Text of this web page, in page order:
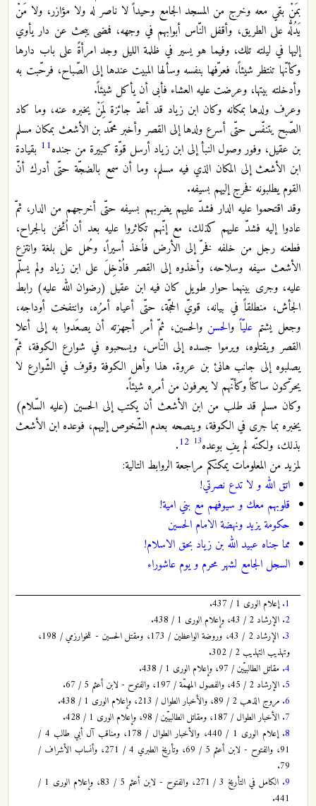
بمَنْ بقي معه وخرج من المسجد الجامع وحيداً لا ناصر له ولا مؤازر، ولا مَنْ
يَدُلُّه على الطريق، وأقفل النّاس أبوابهم في وجهه، فمضى يبحث عن دار يأوي
إليها في ليلته تلك، وفيما هو يسير في ظلمة الليل وجد امرأةً على باب دارها
وكأنّها تنتظر شيئاً، فعرّفها بنفسه وسألها المبيت عندها إلى الصّباح، فرحّبت به
وأدخلته بيتها، وعرضت عليه العشاء فأبى أن يأكل شيئاً.
وعرف ولدها بمكانه وكان ابن زياد قد أعدّ جائزة لِمَنْ يخبره عنه، وما كاد
الصّبح يتنفّس حتّى أسرع ولدها إلى القصر وأخبر محمّد بن الأشعث بمكان مسلم
بن عقيل، وفور وصول النبأ إلى ابن زياد أرسل قوّة كبيرة من جنده11 بقيادة
ابن الأشعث إلى المكان الذي فيه مسلم، وما أن سمع بالضجّة حتّى أدرك أنّ
القوم يطلبونه فخرج إليهم بسيفه.
وقد اقتحموا عليه الدار فشدّ عليهم يضربهم بسيفه حتّى أخرجهم من الدار، ثمّ
عادوا إليه فشدّ عليهم كذلك، مع إنّهم تكاثروا عليه بعد أن اُثخن بالجراح،
فطعنه رجل من خلفه فخرّ إلى الأرض فاُخذ أسيراً، وحُمل على بلغة وانتزع
الأشعث سيفه وسلاحه، وأخذوه إلى القصر فاُدْخِلَ على ابن زياد ولم يسلّم
عليه، وجرى بينهما حوار طويل كان فيه ابن عقيل (رضوان الله عليه) رابط
الجأش، منطلقاً في بيانه، قويّ الحجّة، حتّى أعياه أمرُه، وانتفخت أوداجه،
وجعل يشتمعليّاًوالحسن والحسين، ثمّ أمر أجهزته أن يصعَدوا به إلى أعلا
القصر ويقتلوه، ويرموا جسده إلى النّاس، ويسحبوه في شوارع الكوفة، ثمّ
يصلبوه إلى جانب هانئ بن عروة. هذا وأهل الكوفة وقوف في الشّوارع لا
يحرّكون ساكناً وكأنّهم لا يعرفون من أمره شيئاً.
وكان مسلم قد طلب من ابن الأشعث أن يكتب إلى الحسين (عليه السّلام)
يخبره بما جرى في الكوفة، وينصحه بعدم الشّخوص إليهم، فوعده ابن الأشعث
بذلك، ولكنّه لم يفِ بوعده
12 13
.
لمزيد من المعلومات يمكنكم مراجعة الروابط التالية:
اتق الله و لا تدع نصرتي!
قلوبهم معك و سيوفهم مع بني امية!
حكومة يزيد ونهضة الامام الحسين
مما جناه عبيد الله بن زياد بحق الاسلام!
السجل الجامع لشهر محرم و يوم عاشوراء
1. إعلام الورى 1 / 437.
2. الإرشاد 2 / 43، وإعلام الورى 1 / 438.
3.
الإرشاد 2 / 43، وروضة الواعظين / 173، ومقتل الحسين - للخوارزمي / 198،
وتهذيب التهذيب 2 / 302.
4. مقاتل الطالبيّين / 97، وإعلام الورى 1 / 438.
5. الإرشاد 2 / 45، والفصول المهمّة / 197، والفتوح - لابن أعثم 5 / 67.
6. مروج الذهب 2 / 89، والأخبار الطوال / 213، وإعلام الورى 1 / 438.
7. الأخبار الطوال / 187، ومقاتل الطالبيّين / 98، وإعلام الورى 1 / 428.
8.
إعلام الورى 1 / 440، والأخبار الطوال / 178، ومناقب آل أبي طالب 4 /
91، والفتوح - لابن أعثم 5 / 69، وتأريخ الطبري 4 / 271، وأنساب الأشراف /
79.
9.
الكامل في التأريخ 3 / 271، والفتوح - لابن أعثم 5 / 83، وإعلام الورى 1 /
441.